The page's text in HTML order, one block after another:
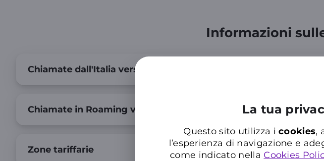
La tua
Questo sito utilizza icookies,
l’esperienza di navigazione e
come indicato nella Cookies
Informazioni
Chiamate dall'Italia verso i prefissi satellitari
Chiamate in Roaming verso i prefissi satellitari
Zone tariffarie